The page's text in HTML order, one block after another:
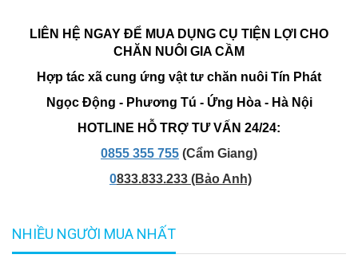
LIÊN HỆ NGAY ĐỂ MUA DỤNG CỤ TIỆN LỢI CHO
CHĂN NUÔI GIA CẦM
Hợp tác xã cung ứng vật tư chăn nuôi Tín Phát
Ngọc Động - Phương Tú - Ứng Hòa - Hà Nội
HOTLINE HỖ TRỢ TƯ VẤN 24/24:
0855 355 755 (Cẩm Giang)
0833.833.233 (Bảo Anh)
NHIỀU NGƯỜI MUA NHẤT